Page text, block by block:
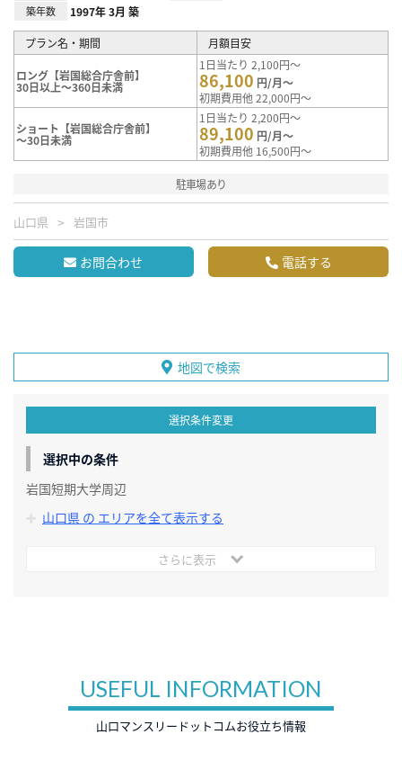
築年数 1997年 3月 築
プラン名・期間 月額目安
ロング【岩国総合庁舎前】
30日以上～360日未満
1日当たり 2,100円～
86,100 円/月～
初期費用他 22,000円～
ショート【岩国総合庁舎前】
～30日未満
1日当たり 2,200円～
89,100 円/月～
初期費用他 16,500円～
駐車場あり
山口県 岩国市
お問合わせ 電話する
地図で検索
選択条件変更
選択中の条件
岩国短期大学周辺
山口県 の エリアを全て表示する
さらに表示
USEFUL INFORMATION
山口マンスリードットコムお役立ち情報